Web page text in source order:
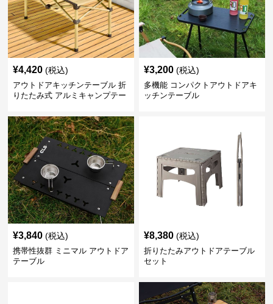
¥4,420 (税込)
アウトドアキッチンテーブル 折
りたたみ式 アルミキャンプテー
¥3,200 (税込)
多機能 コンパクトアウトドアキ
ッチンテーブル
¥3,840 (税込)
携帯性抜群 ミニマル アウトドア
テーブル
¥8,380 (税込)
折りたたみアウトドアテーブル
セット